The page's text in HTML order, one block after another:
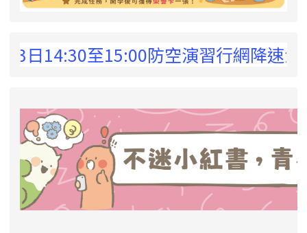
14:30至15:00防空演習行網降速演練